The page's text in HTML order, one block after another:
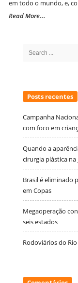
em todo o mundo, e,
Read More...
Posts recentes
Campanha
com foco em
Quando a
cirurgia plástica
Brasil é eliminado
em Copas
Megaoperação
seis estados
Rodoviários do